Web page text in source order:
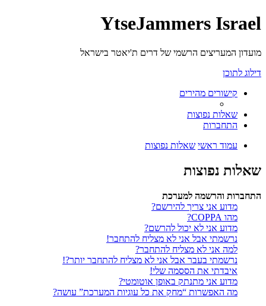
YtseJammers Israel
מועדון המעריצים הרשמי של דרים ת'יאטר בישראל
דילוג לתוכן
קישורים מהירים
שאלות נפוצות
התחברות
עמוד ראשי שאלות נפוצות
שאלות נפוצות
התחברות והרשמה למערכת
מדוע אני צריך להירשם?
מהו COPPA?
מדוע אני לא יכול להרשם?
נרשמתי אבל אני לא מצליח להתחבר!
למה אני לא מצליח להתחבר?
נרשמתי בעבר אבל אני לא מצליח להתחבר יותר?!
איבדתי את הססמה שלי!
מדוע אני מתנתק באופן אוטומטי?
מה האפשרות “מחק את כל עוגיות המערכת” עושה?